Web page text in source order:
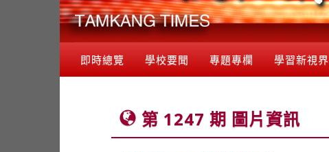
即時總覽 學校要聞 專題專欄 學習新視界
第 1247 期 圖片資訊